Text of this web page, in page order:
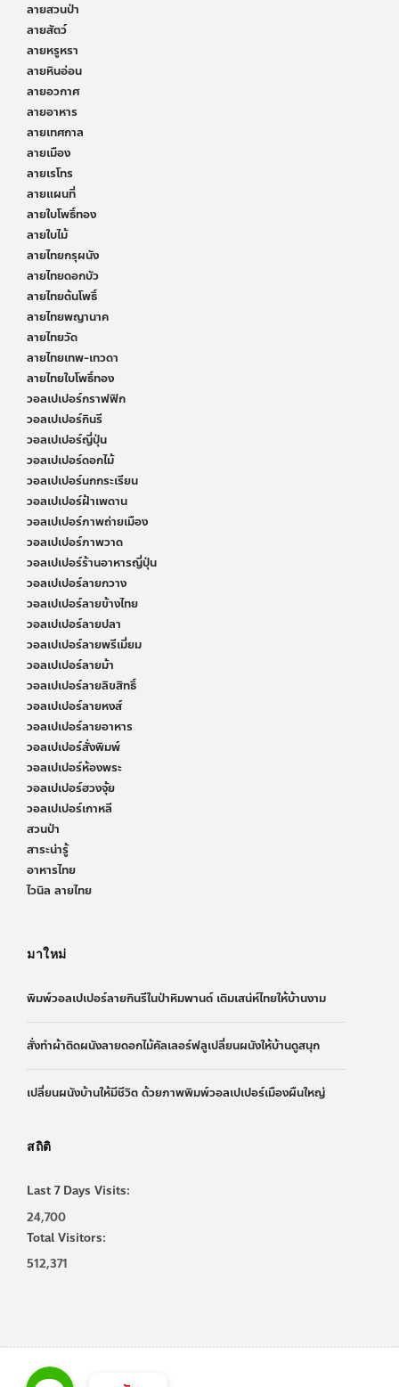
ลายสวนป่า
ลายสัตว์
ลายหรูหรา
ลายหินอ่อน
ลายอวกาศ
ลายอาหาร
ลายเทศกาล
ลายเมือง
ลายเรโทร
ลายแผนที่
ลายใบโพธิ์ทอง
ลายใบไม้
ลายไทยกรุผนัง
ลายไทยดอกบัว
ลายไทยต้นโพธิ์
ลายไทยพญานาค
ลายไทยวัด
ลายไทยเทพ-เทวดา
ลายไทยใบโพธิ์ทอง
วอลเปเปอร์กราฟฟิก
วอลเปเปอร์กินรี
วอลเปเปอร์ญี่ปุ่น
วอลเปเปอร์ดอกไม้
วอลเปเปอร์นกกระเรียน
วอลเปเปอร์ฝ้าเพดาน
วอลเปเปอร์ภาพถ่ายเมือง
วอลเปเปอร์ภาพวาด
วอลเปเปอร์ร้านอาหารญี่ปุ่น
วอลเปเปอร์ลายกวาง
วอลเปเปอร์ลายข้างไทย
วอลเปเปอร์ลายปลา
วอลเปเปอร์ลายพรีเมี่ยม
วอลเปเปอร์ลายม้า
วอลเปเปอร์ลายลิขสิทธิ์
วอลเปเปอร์ลายหงส์
วอลเปเปอร์ลายอาหาร
วอลเปเปอร์สั่งพิมพ์
วอลเปเปอร์ห้องพระ
วอลเปเปอร์ฮวงจุ้ย
วอลเปเปอร์เกาหลี
สวนป่า
สาระน่ารู้
อาหารไทย
ไวนิล ลายไทย
มาใหม่
พิมพ์วอลเปเปอร์ลายกินรีในป่าหิมพานต์ เติมเสน่ห์ไทยให้บ้านงาม
สั่งทำผ้าติดผนังลายดอกไม้คัลเลอร์ฟลูเปลี่ยนผนังให้บ้านดูสนุก
เปลี่ยนผนังบ้านให้มีชีวิต ด้วยภาพพิมพ์วอลเปเปอร์เมืองผืนใหญ่
สถิติ
Last 7 Days Visits:
24,700
Total Visitors:
512,371
Line
Line